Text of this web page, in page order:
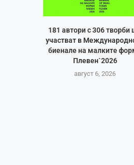
181 автори с 306 творби
участват в
биенале на малките
Плевен`2026
август 6, 2026